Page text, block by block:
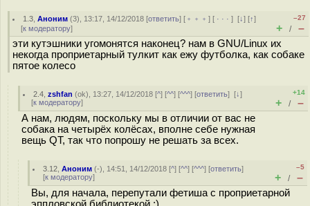
1.3 ,Аноним (3), 13:17, 14/12/2018 [ответить] [ ﹢﹢﹢] [ · · ·][↓] [↑]
[к модератору]
–27
+ / –
эти кутэшники угомонятся наконец? нам в GNU/Linux их
некогда проприетарный тулкит как ежу футболка, как собаке
пятое колесо
2.4 ,zshfan (ok), 13:27, 14/12/2018 [^] [^^] [^^^] [ответить][↓]
[к модератору]
+14
+ / –
А нам, людям, поскольку мы в отличии от вас не
собака на четырёх колёсах, вполне себе нужная
вещь QT, так что попрошу не решать за всех.
3.12 ,Аноним (-), 14:51, 14/12/2018 [^] [^^] [^^^] [ответить]
[к модератору]
–5
+ / –
Вы, для начала, перепутали фетиша с проприетарной